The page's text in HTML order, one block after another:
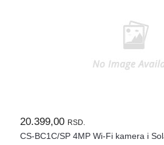
20.399,00 RSD.
CS-BC1C/SP 4MP Wi-Fi kamera i